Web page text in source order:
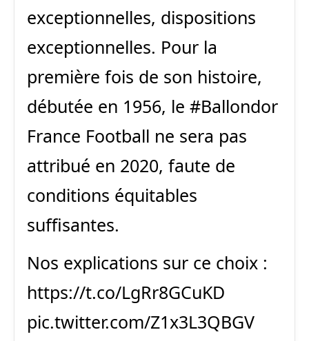
exceptionnelles, dispositions
exceptionnelles. Pour la
première fois de son histoire,
débutée en 1956, le #Ballondor
France Football ne sera pas
attribué en 2020, faute de
conditions équitables
suffisantes.
Nos explications sur ce choix :
https://t.co/LgRr8GCuKD
pic.twitter.com/Z1x3L3QBGV